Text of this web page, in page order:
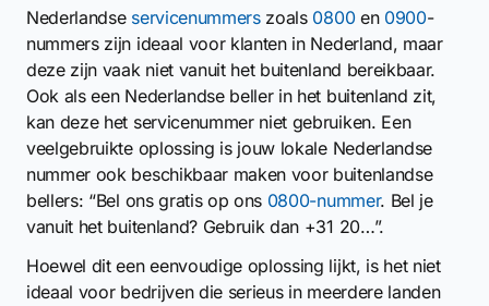
Nederlandse servicenummerszoals 0800en 0900-
nummers zijn ideaal voor klanten in Nederland, maar
deze zijn vaak niet vanuit het buitenland bereikbaar.
Ook als een Nederlandse beller in het buitenland zit,
kan deze het servicenummer niet gebruiken. Een
veelgebruikte oplossing is jouw lokale Nederlandse
nummer ook beschikbaar maken voor buitenlandse
bellers: “Bel ons gratis op ons 0800-nummer. Bel je
vanuit het buitenland? Gebruik dan +31 20…”.
Hoewel dit een eenvoudige oplossing lijkt, is het niet
ideaal voor bedrijven die serieus in meerdere landen